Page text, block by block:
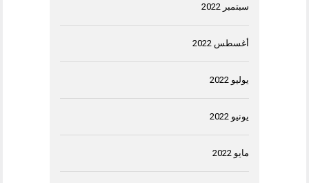
سبتمبر 2022
أغسطس 2022
يوليو 2022
يونيو 2022
مايو 2022